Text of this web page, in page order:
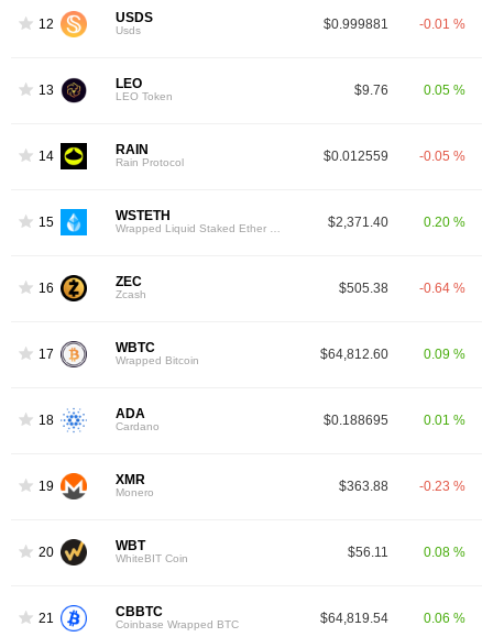
12 USDS
Usds $0.999881 -0.01 %
13 LEO
LEO Token $9.76 0.05 %
14 RAIN
Rain Protocol $0.012559 -0.05 %
15 WSTETH $2,371.40 0.20 %
16 ZEC
Zcash $505.38 -0.64 %
17 WBTC
Wrapped Bitcoin $64,812.60 0.09 %
18 ADA
Cardano $0.188695 0.01 %
19 XMR
Monero $363.88 -0.23 %
20 WBT
WhiteBIT Coin $56.11 0.08 %
21 CBBTC
Coinbase Wrapped BTC $64,819.54 0.06 %